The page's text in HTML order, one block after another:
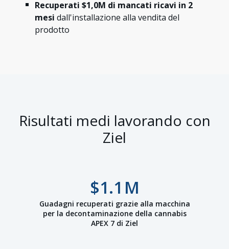
Recuperati $1,0M di mancati ricavi in 2
mesi dall'installazione alla vendita del
prodotto
Risultati medi lavorando con
Ziel
$1.1 M
Guadagni recuperati grazie alla macchina
per la decontaminazione della cannabis
APEX 7 di Ziel